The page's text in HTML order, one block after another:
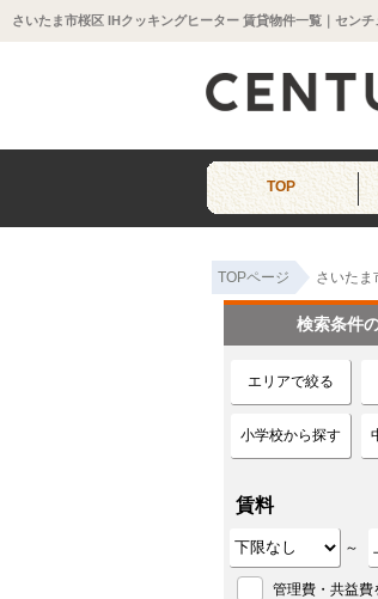
さいたま市桜区 IHクッキングヒーター 賃貸物件一覧｜セン
TOP
TOPページ さいたま
検索条件
エリアで絞る
小学校から探す
賃料
～
管理費・共益費